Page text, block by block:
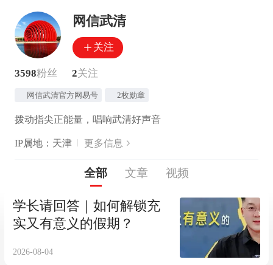
网信武清
关注
3598粉丝 2关注
网信武清官方网易号 2枚勋章
拨动指尖正能量，唱响武清好声音
IP属地：天津 更多信息
全部 文章 视频
学长请回答｜如何解锁充
实又有意义的假期？
2026-08-04